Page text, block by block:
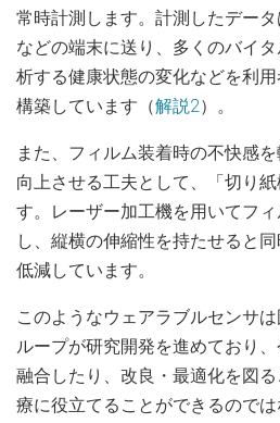
常時計測します。計測したデー
などの端末に送り、多くのバイ
析する健康状態の変化などを利
構築しています（解説2）。
また、フィルム装着時の不快感
向上させる工夫として、「切り
す。レーザー加工機を用いてフ
し、縦横の伸縮性を持たせると
低減しています。
このようなウェアラブルセンサ
ループが研究開発を進めており
融合したり、改良・最適化を図
療に役立てることができるので